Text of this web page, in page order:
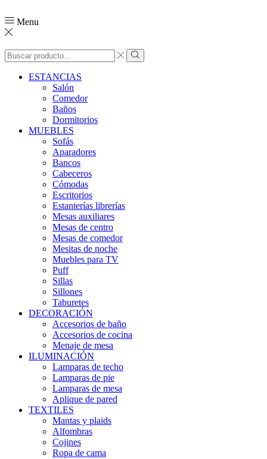
Menu
ESTANCIAS
Salón
Comedor
Baños
Dormitorios
MUEBLES
Sofás
Aparadores
Bancos
Cabeceros
Cómodas
Escritorios
Estanterías librerías
Mesas auxiliares
Mesas de centro
Mesas de comedor
Mesitas de noche
Muebles para TV
Puff
Sillas
Sillones
Taburetes
DECORACIÓN
Accesorios de baño
Accesorios de cocina
Menaje de mesa
ILUMINACIÓN
Lamparas de techo
Lamparas de pie
Lamparas de mesa
Aplique de pared
TEXTILES
Mantas y plaids
Alfombras
Cojines
Ropa de cama